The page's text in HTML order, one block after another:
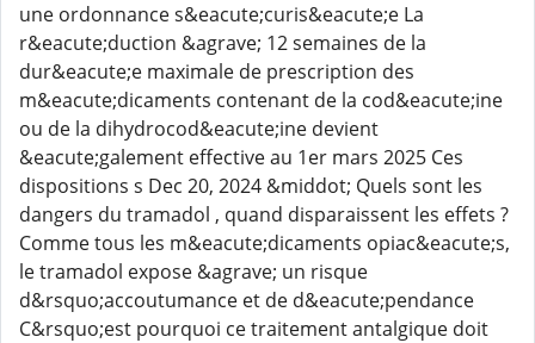
une ordonnance s&eacute;curis&eacute;e La
r&eacute;duction &agrave; 12 semaines de la
dur&eacute;e maximale de prescription des
m&eacute;dicaments contenant de la cod&eacute;ine
ou de la dihydrocod&eacute;ine devient
&eacute;galement effective au 1er mars 2025 Ces
dispositions s Dec 20, 2024 &middot; Quels sont les
dangers du tramadol , quand disparaissent les effets ?
Comme tous les m&eacute;dicaments opiac&eacute;s,
le tramadol expose &agrave; un risque
d&rsquo;accoutumance et de d&eacute;pendance
C&rsquo;est pourquoi ce traitement antalgique doit